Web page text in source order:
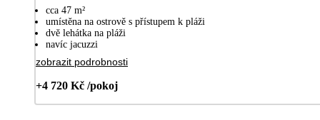
cca 47 m²
umístěna na ostrově s přístupem k pláži
dvě lehátka na pláži
navíc jacuzzi
zobrazit podrobnosti
+4 720 Kč /pokoj